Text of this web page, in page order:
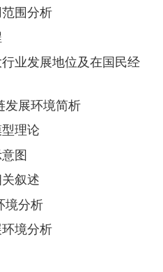
围分析
业发展地位及在国民经
发展环境简析
理论
图
叙述
境分析
境分析